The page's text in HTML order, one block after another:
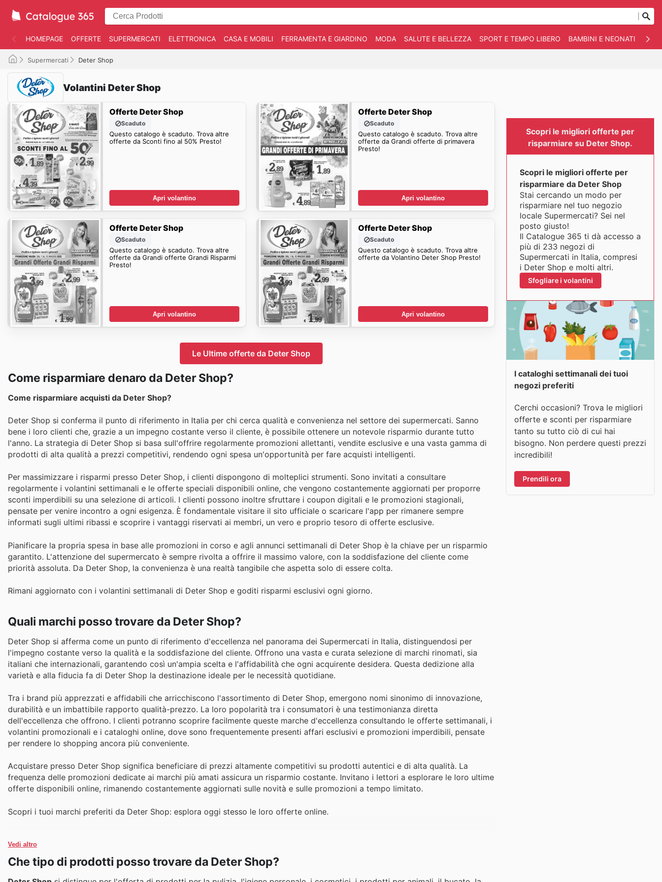
HOMEPAGE OFFERTE SUPERMERCATI ELETTRONICA CASA E MOBILI FERRAMENTA E GIARDINO MODA SALUTE E BELLEZZA SPORT E TEMPO LIBERO BAMBINI E NEONATI
Supermercati Deter Shop
Volantini Deter Shop
Offerte Deter Shop
Scaduto
Questo catalogo è scaduto. Trova altre
offerte da Sconti fino al 50% Presto!
Apri volantino
Offerte Deter Shop
Scaduto
Questo catalogo è scaduto. Trova altre
offerte da Grandi offerte di primavera
Presto!
Apri volantino
Offerte Deter Shop
Scaduto
Questo catalogo è scaduto. Trova altre
offerte da Grandi offerte Grandi Risparmi
Presto!
Apri volantino
Offerte Deter Shop
Scaduto
Questo catalogo è scaduto. Trova altre
offerte da Volantino Deter Shop Presto!
Apri volantino
Le Ultime offerte da Deter Shop
Come risparmiare denaro da Deter Shop?
Come risparmiare acquisti da Deter Shop?
Deter Shop si conferma il punto di riferimento in Italia per chi cerca qualità e convenienza nel settore dei supermercati. Sanno
bene i loro clienti che, grazie a un impegno costante verso il cliente, è possibile ottenere un notevole risparmio durante tutto
l'anno. La strategia di Deter Shop si basa sull'offrire regolarmente promozioni allettanti, vendite esclusive e una vasta gamma di
prodotti di alta qualità a prezzi competitivi, rendendo ogni spesa un'opportunità per fare acquisti intelligenti.
Per massimizzare i risparmi presso Deter Shop, i clienti dispongono di molteplici strumenti. Sono invitati a consultare
regolarmente i volantini settimanali e le offerte speciali disponibili online, che vengono costantemente aggiornati per proporre
sconti imperdibili su una selezione di articoli. I clienti possono inoltre sfruttare i coupon digitali e le promozioni stagionali,
pensate per venire incontro a ogni esigenza. È fondamentale visitare il sito ufficiale o scaricare l'app per rimanere sempre
informati sugli ultimi ribassi e scoprire i vantaggi riservati ai membri, un vero e proprio tesoro di offerte esclusive.
Pianificare la propria spesa in base alle promozioni in corso e agli annunci settimanali di Deter Shop è la chiave per un risparmio
garantito. L'attenzione del supermercato è sempre rivolta a offrire il massimo valore, con la soddisfazione del cliente come
priorità assoluta. Da Deter Shop, la convenienza è una realtà tangibile che aspetta solo di essere colta.
Rimani aggiornato con i volantini settimanali di Deter Shop e goditi risparmi esclusivi ogni giorno.
Quali marchi posso trovare da Deter Shop?
Deter Shop si afferma come un punto di riferimento d'eccellenza nel panorama dei Supermercati in Italia, distinguendosi per
l'impegno costante verso la qualità e la soddisfazione del cliente. Offrono una vasta e curata selezione di marchi rinomati, sia
italiani che internazionali, garantendo così un'ampia scelta e l'affidabilità che ogni acquirente desidera. Questa dedizione alla
varietà e alla fiducia fa di Deter Shop la destinazione ideale per le necessità quotidiane.
Tra i brand più apprezzati e affidabili che arricchiscono l'assortimento di Deter Shop, emergono nomi sinonimo di innovazione,
durabilità e un imbattibile rapporto qualità-prezzo. La loro popolarità tra i consumatori è una testimonianza diretta
dell'eccellenza che offrono. I clienti potranno scoprire facilmente queste marche d'eccellenza consultando le offerte settimanali, i
volantini promozionali e i cataloghi online, dove sono frequentemente presenti affari esclusivi e promozioni imperdibili, pensate
per rendere lo shopping ancora più conveniente.
Acquistare presso Deter Shop significa beneficiare di prezzi altamente competitivi su prodotti autentici e di alta qualità. La
frequenza delle promozioni dedicate ai marchi più amati assicura un risparmio costante. Invitano i lettori a esplorare le loro ultime
offerte disponibili online, rimanendo costantemente aggiornati sulle novità e sulle promozioni a tempo limitato.
Scopri i tuoi marchi preferiti da Deter Shop: esplora oggi stesso le loro offerte online.
Vedi altro
Che tipo di prodotti posso trovare da Deter Shop?
Scopri le migliori offerte per
risparmiare su Deter Shop.
Scopri le migliori offerte per
risparmiare da Deter Shop
Stai cercando un modo per
risparmiare nel tuo negozio
locale Supermercati? Sei nel
posto giusto!
Il Catalogue 365 ti dà accesso a
più di 233 negozi di
Supermercati in Italia, compresi
i Deter Shop e molti altri.
Sfogliare i volantini
I cataloghi settimanali dei tuoi
negozi preferiti
Cerchi occasioni? Trova le migliori
offerte e sconti per risparmiare
tanto su tutto ciò di cui hai
bisogno. Non perdere questi prezzi
incredibili!
Prendili ora